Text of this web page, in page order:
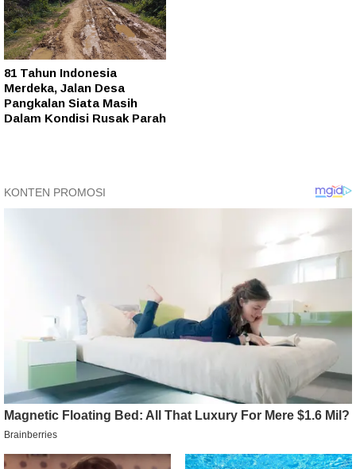
81 Tahun Indonesia
Merdeka, Jalan Desa
Pangkalan Siata Masih
Dalam Kondisi Rusak Parah